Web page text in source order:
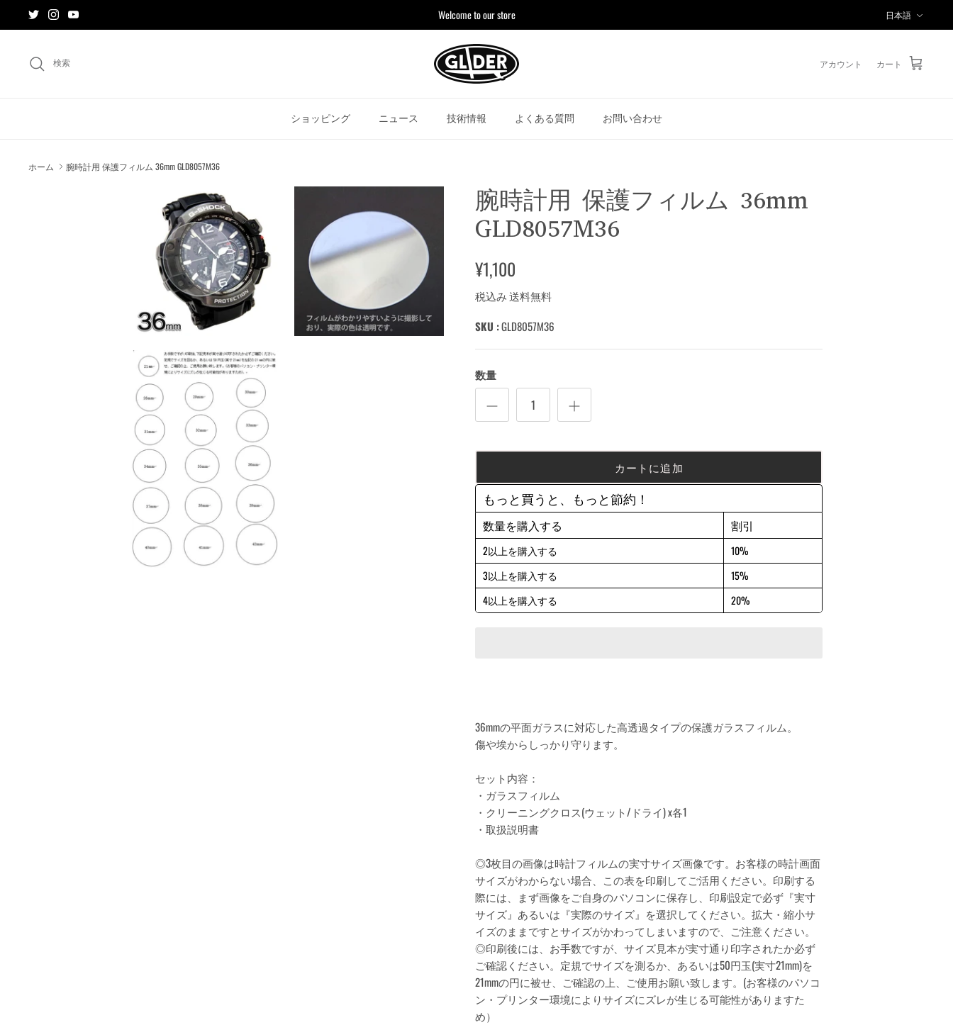
Welcome to our store
語
日本語
検索 アカウント カート
ショッピング ニュース 技術情報 よくある質問 お問い合わせ
ホーム 腕時計用 保護フィルム 36mm GLD8057M36
腕時計用 保護フィルム 36mm
GLD8057M36
¥1,100
税込み 送料無料
SKU :GLD8057M36
数量
カートに追加
もっと買うと、もっと節約！
数量を購入する 割引
2以上を購入する
10%
3以上を購入する
15%
4以上を購入する
20%
36mmの平面ガラスに対応した高透過タイプの保護ガラスフィルム。
傷や埃からしっかり守ります。
セット内容：
・ガラスフィルム
・クリーニングクロス(ウェット/ドライ) x各1
・取扱説明書
◎3枚目の画像は時計フィルムの実寸サイズ画像です。お客様の時計画面
サイズがわからない場合、この表を印刷してご活用ください。印刷する
際には、まず画像をご自身のパソコンに保存し、印刷設定で必ず『実寸
サイズ』あるいは『実際のサイズ』を選択してください。拡大・縮小サ
イズのままですとサイズがかわってしまいますので、ご注意ください。
◎印刷後には、お手数ですが、サイズ見本が実寸通り印字されたか必ず
ご確認ください。定規でサイズを測るか、あるいは50円玉(実寸21mm)を
21mmの円に被せ、ご確認の上、ご使用お願い致します。(お客様のパソコ
ン・プリンター環境によりサイズにズレが生じる可能性がありますた
め）